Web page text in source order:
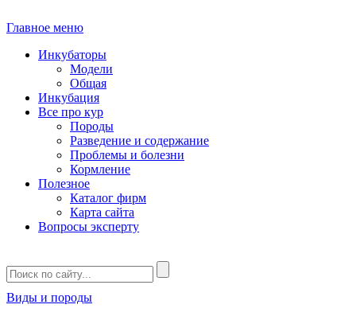
Главное меню
Инкубаторы
Модели
Общая
Инкубация
Все про кур
Породы
Разведение и содержание
Проблемы и болезни
Кормление
Полезное
Каталог фирм
Карта сайта
Вопросы эксперту
Виды и породы